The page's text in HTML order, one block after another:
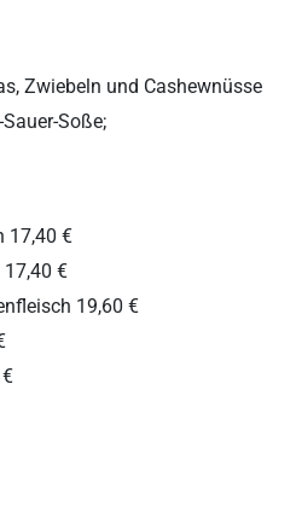
Zwiebeln und Cashewnüsse
Soße;
17,40 €
€
19,60 €